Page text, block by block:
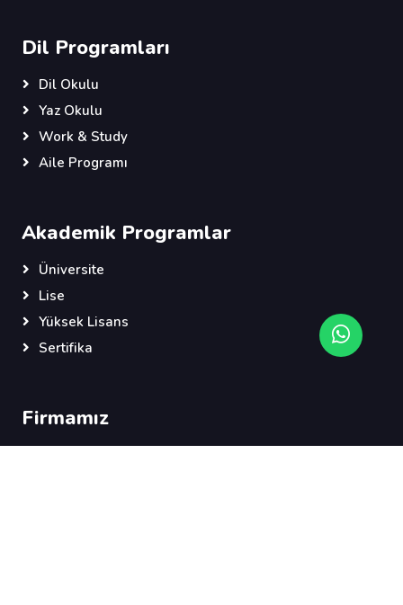
Dil Programları
Dil Okulu
Yaz Okulu
Work & Study
Aile Programı
Akademik Programlar
Üniversite
Lise
Yüksek Lisans
Sertifika
Firmamız